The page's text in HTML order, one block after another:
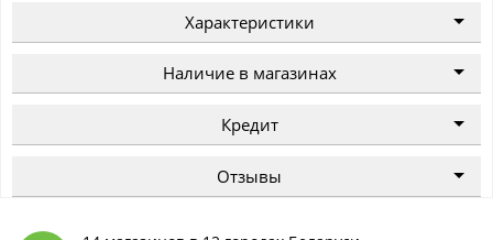
Характеристики
Наличие в магазинах
Кредит
Отзывы